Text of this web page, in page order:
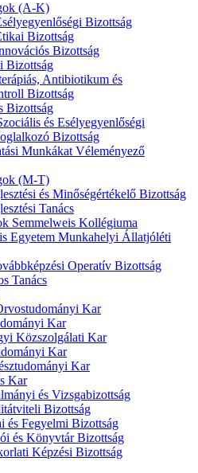
(A-K)
Bizottság
Bizottság
Bizottság
Bizottság
Antibiotikum és
Bizottság
Bizottság
és Esélyegyenlőségi
Bizottság
Munkákat Véleményező
(M-T)
és Minőségértékelő Bizottság
Tanács
Semmelweis Kollégiuma
Egyetem Munkahelyi Állatjóléti
Operatív Bizottság
Tanács
Kar
Kar
Közszolgálati Kar
Kar
Kar
Kar
és Vizsgabizottság
Bizottság
és Fegyelmi Bizottság
és Könyvtár Bizottság
Képzési Bizottság